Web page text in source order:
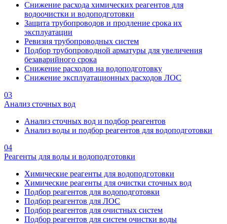
Снижение расхода химических реагентов для
водоочистки и водоподготовки
Защита трубопроводов и продление срока их
эксплуатации
Ревизия трубопроводных систем
Подбор трубопроводной арматуры для увеличения
безаварийного срока
Снижение расходов на водоподготовку
Снижение эксплуатационных расходов ЛОС
03
Анализ сточных вод
Анализ сточных вод и подбор реагентов
Анализ воды и подбор реагентов для водоподготовки
04
Реагенты для воды и водоподготовки
Химические реагенты для водоподготовки
Химические реагенты для очистки сточных вод
Подбор реагентов для водоподготовки
Подбор реагентов для ЛОС
Подбор реагентов для очистных систем
Подбор реагентов для систем очистки воды